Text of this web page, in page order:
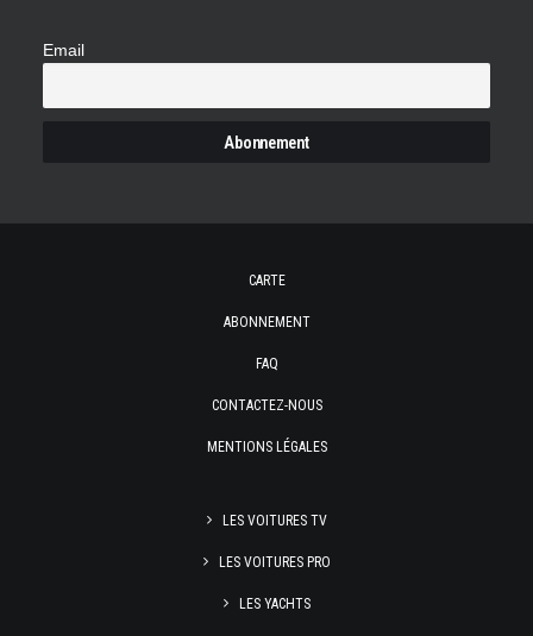
Email
CARTE
ABONNEMENT
FAQ
CONTACTEZ-NOUS
MENTIONS LÉGALES
LES VOITURES TV
LES VOITURES PRO
LES YACHTS